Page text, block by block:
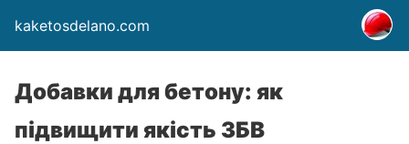
kaketosdelano.com
Добавки для бетону: як
підвищити якість ЗБВ